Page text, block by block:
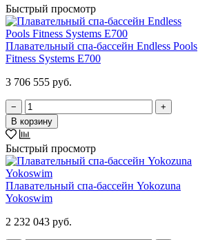
Быстрый просмотр
Плавательный спа-бассейн Endless Pools
Fitness Systems E700
3 706 555 руб.
−
+
В корзину
Быстрый просмотр
Плавательный спа-бассейн Yokozuna
Yokoswim
2 232 043 руб.